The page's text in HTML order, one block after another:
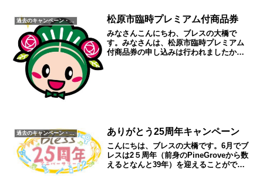
過去のキャンペーン・イベント 松原市臨時プレミアム付商品券
みなさんこんにちわ、ブレスの大橋で
す。みなさんは、松原市臨時プレミアム
付商品券の申し込みは行われましたか？
過去のキャンペーン・イベント ありがとう25周年キャンペーン
こんにちは、ブレスの大橋です。6月でブ
レスは2５周年（前身のPineGroveから数
えるとなんと39年）を迎えることができ